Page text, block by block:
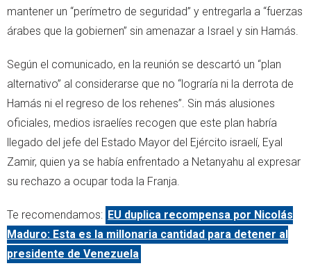
mantener un “perímetro de seguridad” y entregarla a “fuerzas
árabes que la gobiernen” sin amenazar a Israel y sin Hamás.
Según el comunicado, en la reunión se descartó un “plan
alternativo” al considerarse que no “lograría ni la derrota de
Hamás ni el regreso de los rehenes”. Sin más alusiones
oficiales, medios israelíes recogen que este plan habría
llegado del jefe del Estado Mayor del Ejército israelí, Eyal
Zamir, quien ya se había enfrentado a Netanyahu al expresar
su rechazo a ocupar toda la Franja.
Te recomendamos: EU duplica recompensa por Nicolás
Maduro: Esta es la millonaria cantidad para detener al
presidente de Venezuela